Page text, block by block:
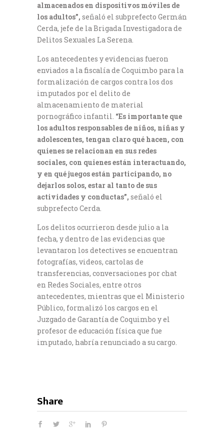
almacenados en dispositivos móviles de
los adultos”, señaló el subprefecto Germán
Cerda, jefe de la Brigada Investigadora de
Delitos Sexuales La Serena.
Los antecedentes y evidencias fueron
enviados a la fiscalía de Coquimbo para la
formalización de cargos contra los dos
imputados por el delito de
almacenamiento de material
pornográfico infantil. “Es importante que
los adultos responsables de niños, niñas y
adolescentes, tengan claro qué hacen, con
quienes se relacionan en sus redes
sociales, con quienes están interactuando,
y en qué juegos están participando, no
dejarlos solos, estar al tanto de sus
actividades y conductas”, señaló el
subprefecto Cerda.
Los delitos ocurrieron desde julio a la
fecha, y dentro de las evidencias que
levantaron los detectives se encuentran
fotografías, videos, cartolas de
transferencias, conversaciones por chat
en Redes Sociales, entre otros
antecedentes, mientras que el Ministerio
Público, formalizó los cargos en el
Juzgado de Garantía de Coquimbo y el
profesor de educación física que fue
imputado, habría renunciado a su cargo.
Share